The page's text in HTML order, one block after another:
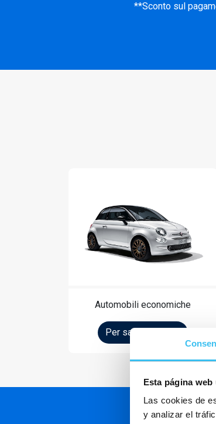
Esta página web
Las cookies de
y analizar el
**Sconto sul
Automobili economiche
Per saperne di più